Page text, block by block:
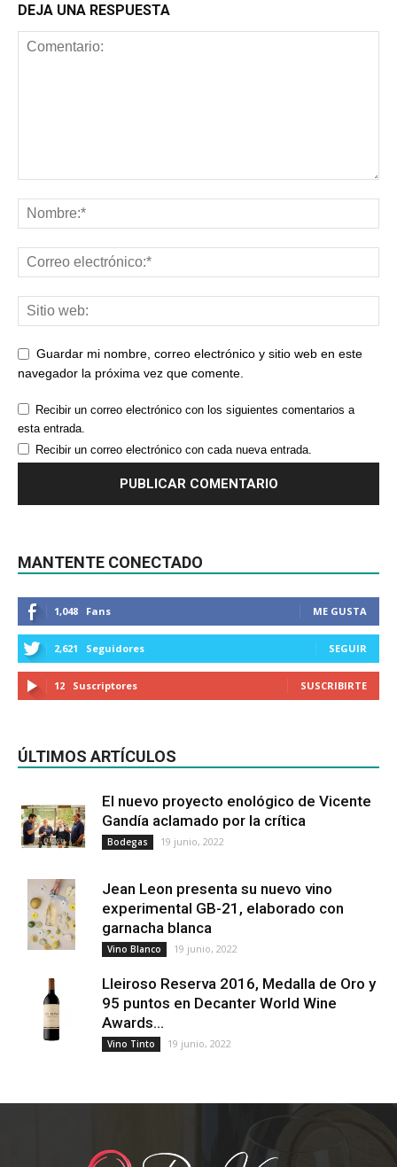
DEJA UNA RESPUESTA
Guardar mi nombre, correo electrónico y sitio web en este
navegador la próxima vez que comente.
Recibir un correo electrónico con los siguientes comentarios a
esta entrada.
Recibir un correo electrónico con cada nueva entrada.
MANTENTE CONECTADO
1,048 Fans ME GUSTA
2,621 Seguidores SEGUIR
12 Suscriptores SUSCRIBIRTE
ÚLTIMOS ARTÍCULOS
El nuevo proyecto enológico de Vicente
Gandía aclamado por la crítica
Bodegas 19 junio, 2022
Jean Leon presenta su nuevo vino
experimental GB-21, elaborado con
garnacha blanca
Vino Blanco 19 junio, 2022
Lleiroso Reserva 2016, Medalla de Oro y
95 puntos en Decanter World Wine
Awards...
Vino Tinto 19 junio, 2022